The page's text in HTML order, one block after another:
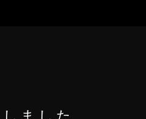
ました